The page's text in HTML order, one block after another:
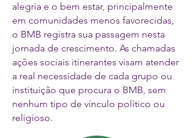
alegria e o bem estar, principalmente
em comunidades menos favorecidas,
o BMB registra sua passagem nesta
jornada de crescimento. As chamadas
ações sociais itinerantes visam atender
a real necessidade de cada grupo ou
instituição que procura o BMB, sem
nenhum tipo de vínculo político ou
religioso.